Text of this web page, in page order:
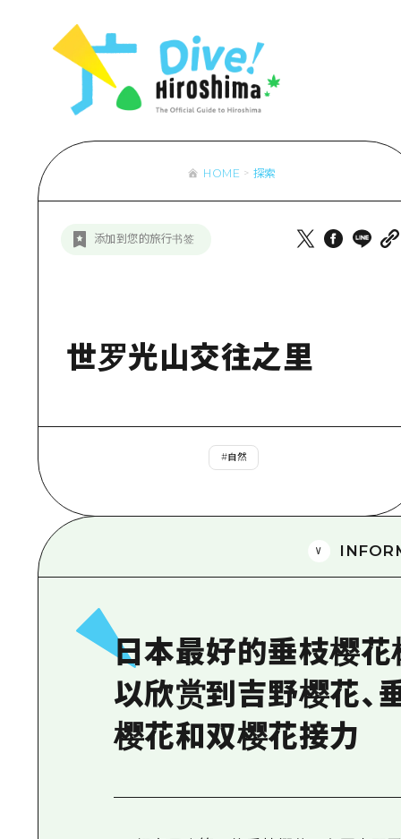
HOME 探索
添加到您的旅行书签
世罗光山交往之里
#自然
日本最好的垂枝樱
以欣赏到吉野樱花、
樱花和双樱花接力